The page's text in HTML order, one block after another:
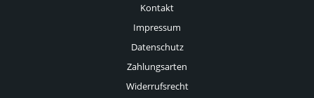
Kontakt
Impressum
Datenschutz
Zahlungsarten
Widerrufsrecht